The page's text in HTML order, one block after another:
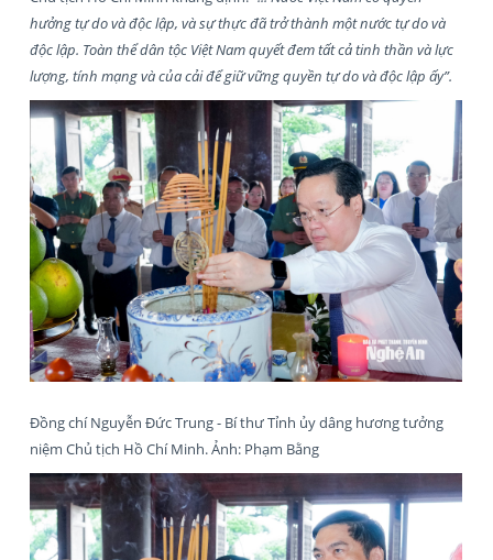
hưởng tự do và độc lập, và sự thực đã trở thành một nước tự do và
độc lập. Toàn thể dân tộc Việt Nam quyết đem tất cả tinh thần và lực
lượng, tính mạng và của cải để giữ vững quyền tự do và độc lập ấy”.
Đồng chí Nguyễn Đức Trung - Bí thư Tỉnh ủy dâng hương tưởng
niệm Chủ tịch Hồ Chí Minh. Ảnh: Phạm Bằng